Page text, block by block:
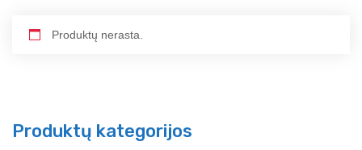
Produktų kategorijos
Produktų nerasta.